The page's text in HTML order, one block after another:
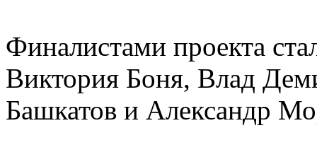
Финалистами проекта
Виктория Боня, Влад
Башкатов и Александр